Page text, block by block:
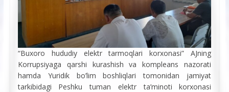
“Buxoro hududiy elektr tarmoqlari korxonasi” AJning
Korrupsiyaga qarshi kurashish va kompleans nazorati
hamda Yuridik bo’lim boshliqlari tomonidan jamiyat
tarkibidagi Peshku tuman elektr ta’minoti korxonasi